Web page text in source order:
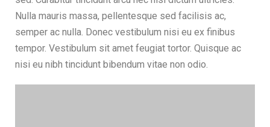
Nulla mauris massa, pellentesque sed facilisis ac,
semper ac nulla. Donec vestibulum nisi eu ex finibus
tempor. Vestibulum sit amet feugiat tortor. Quisque ac
nisi eu nibh tincidunt bibendum vitae non odio.